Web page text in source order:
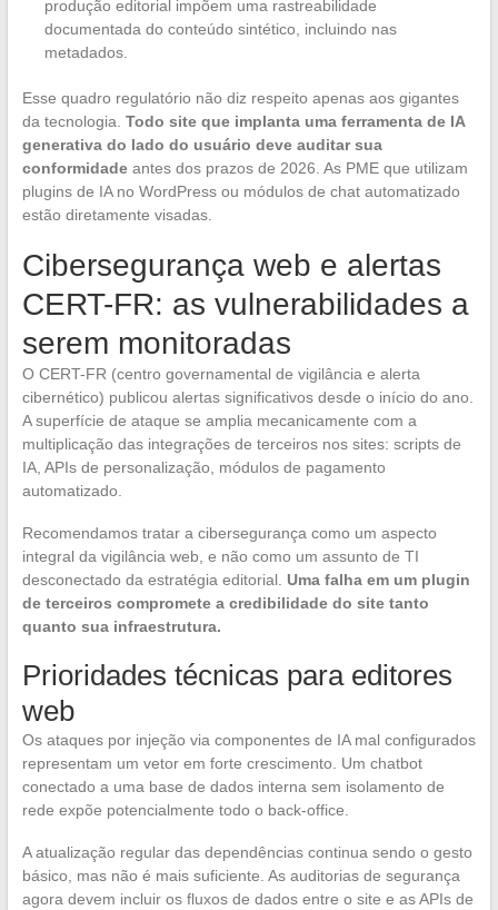
produção editorial impõem uma rastreabilidade
documentada do conteúdo sintético, incluindo nas
metadados.
Esse quadro regulatório não diz respeito apenas aos gigantes
da tecnologia. Todo site que implanta uma ferramenta de IA
generativa do lado do usuário deve auditar sua
conformidadeantes dos prazos de 2026. As PME que utilizam
plugins de IA no WordPress ou módulos de chat automatizado
estão diretamente visadas.
Cibersegurança web e alertas
CERT-FR: as vulnerabilidades a
serem monitoradas
O CERT-FR (centro governamental de vigilância e alerta
cibernético) publicou alertas significativos desde o início do ano.
A superfície de ataque se amplia mecanicamente com a
multiplicação das integrações de terceiros nos sites: scripts de
IA, APIs de personalização, módulos de pagamento
automatizado.
Recomendamos tratar a cibersegurança como um aspecto
integral da vigilância web, e não como um assunto de TI
desconectado da estratégia editorial. Uma falha em um plugin
de terceiros compromete a credibilidade do site tanto
quanto sua infraestrutura.
Prioridades técnicas para editores
web
Os ataques por injeção via componentes de IA mal configurados
representam um vetor em forte crescimento. Um chatbot
conectado a uma base de dados interna sem isolamento de
rede expõe potencialmente todo o back-office.
A atualização regular das dependências continua sendo o gesto
básico, mas não é mais suficiente. As auditorias de segurança
agora devem incluir os fluxos de dados entre o site e as APIs de